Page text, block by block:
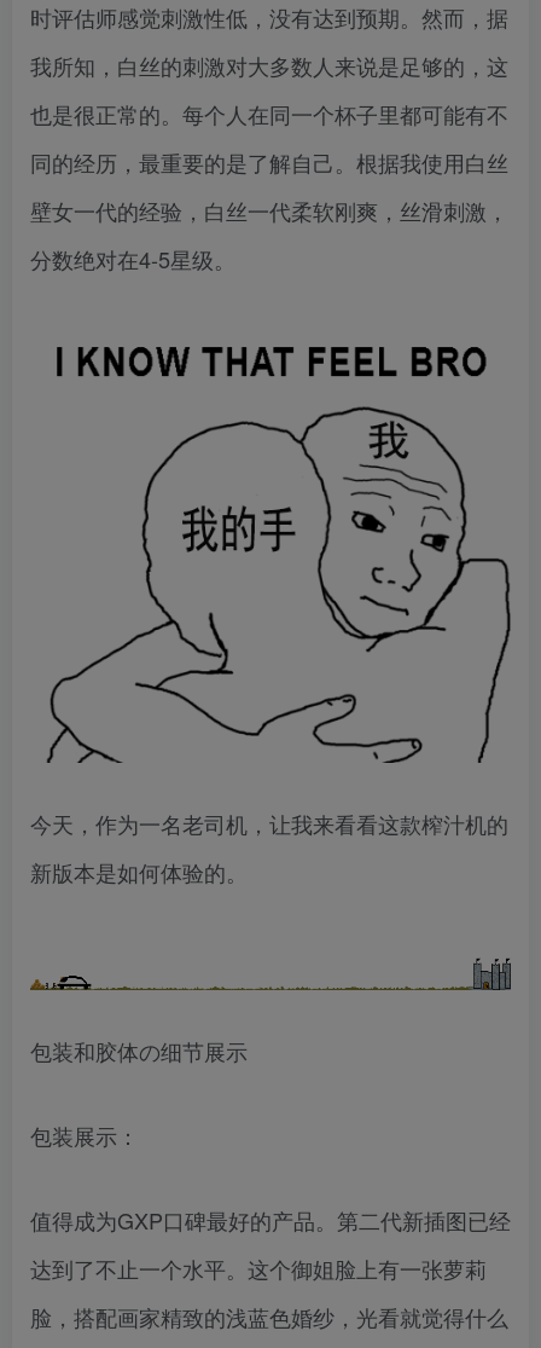
时评估师感觉刺激性低，没有达到预期。然而，据
我所知，白丝的刺激对大多数人来说是足够的，这
也是很正常的。每个人在同一个杯子里都可能有不
同的经历，最重要的是了解自己。根据我使用白丝
壁女一代的经验，白丝一代柔软刚爽，丝滑刺激，
分数绝对在4-5星级。
今天，作为一名老司机，让我来看看这款榨汁机的
新版本是如何体验的。
包装和胶体の细节展示
包装展示：
值得成为GXP口碑最好的产品。第二代新插图已经
达到了不止一个水平。这个御姐脸上有一张萝莉
脸，搭配画家精致的浅蓝色婚纱，光看就觉得什么